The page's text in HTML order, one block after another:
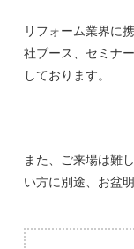
リフォーム業界に
社ブース、セミナ
しております。
また、ご来場は難
い方に別途、お盆